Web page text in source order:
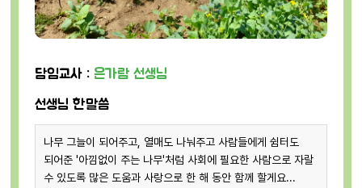
담임교사 :은가람 선생님
선생님 한말씀
나무 그늘이 되어주고, 열매도 나눠주고 사람들에게 쉼터도
되어준 '아낌없이 주는 나무'처럼 사회에 필요한 사람으로 자랄
수 있도록 많은 도움과 사랑으로 한 해 동안 함께 할게요...